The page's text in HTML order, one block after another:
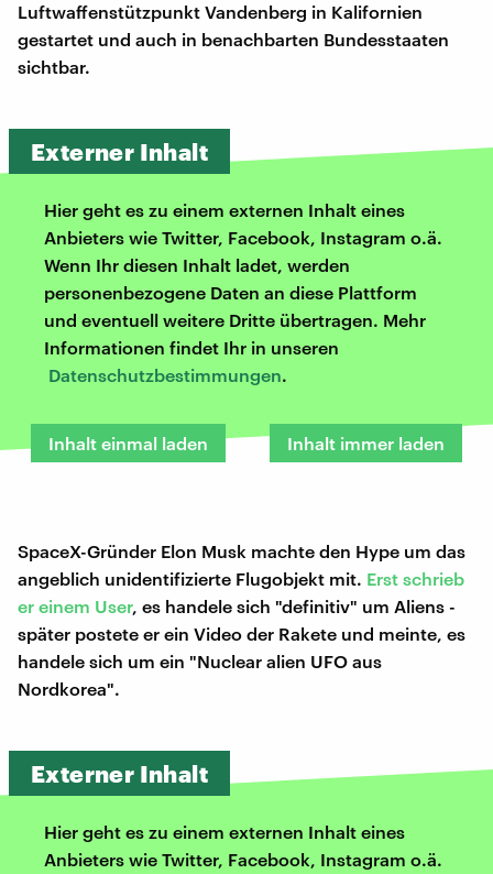
Luftwaffenstützpunkt Vandenberg in Kalifornien
gestartet und auch in benachbarten Bundesstaaten
sichtbar.
Externer Inhalt
Hier geht es zu einem externen Inhalt eines
Anbieters wie Twitter, Facebook, Instagram o.ä.
Wenn Ihr diesen Inhalt ladet, werden
personenbezogene Daten an diese Plattform
und eventuell weitere Dritte übertragen. Mehr
Informationen findet Ihr in unseren
Datenschutzbestimmungen.
Inhalt einmal laden Inhalt immer laden
SpaceX-Gründer Elon Musk machte den Hype um das
angeblich unidentifizierte Flugobjekt mit. Erst schrieb
er einem User, es handele sich "definitiv" um Aliens -
später postete er ein Video der Rakete und meinte, es
handele sich um ein "Nuclear alien UFO aus
Nordkorea".
Externer Inhalt
Hier geht es zu einem externen Inhalt eines
Anbieters wie Twitter, Facebook, Instagram o.ä.